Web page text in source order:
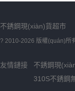
不銹鋼現(xiàn)貨超市
? 2010-2026 版權(quán)所
友情鏈接
不銹鋼現
310S不銹鋼